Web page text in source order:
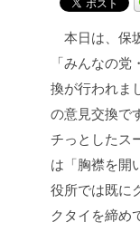
本日は、保
「みんなの
換が行われま
の意見交換で
チっとしたス
は「胸襟を開
役所では既に
クタイを締め